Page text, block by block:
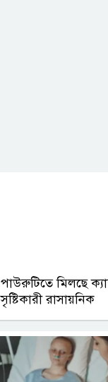
পাউরুটিতে মিলছে
সৃষ্টিকারী রাসায়নিক